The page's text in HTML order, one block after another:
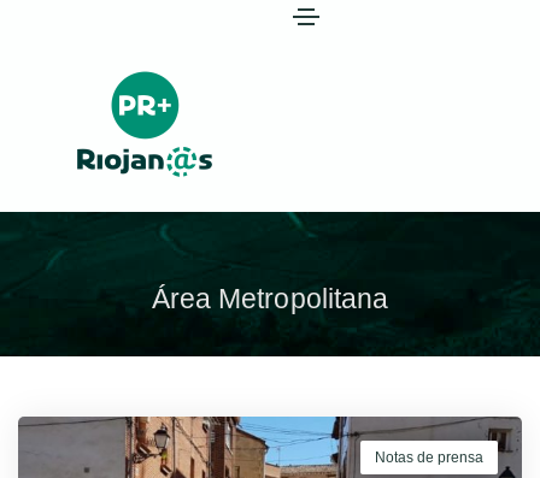
Área Metropolitana
Notas de prensa